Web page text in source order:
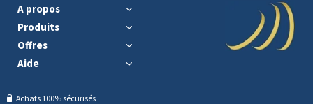
A propos
Produits
Offres
Aide
Achats 100% sécurisés